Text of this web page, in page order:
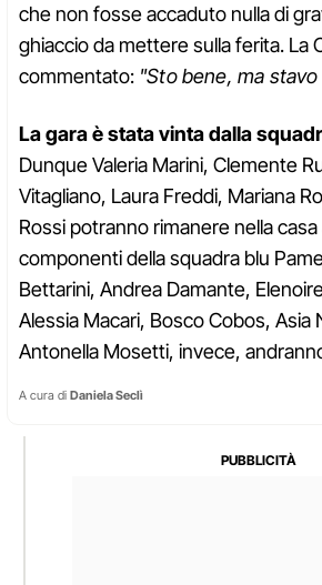
che non fosse accaduto nulla di
ghiaccio da mettere sulla ferita. La
commentato: "Sto bene, ma
La gara è stata vinta dalla
Dunque Valeria Marini, Clemente
Vitagliano, Laura Freddi, Mariana
Rossi potranno rimanere nella casa
componenti della squadra blu
Bettarini, Andrea Damante,
Alessia Macari, Bosco Cobos, Asia
Antonella Mosetti, invece,
A cura di Daniela Seclì